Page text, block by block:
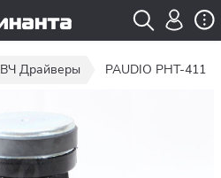
ВЧ Драйверы PAUDIO PHT-411